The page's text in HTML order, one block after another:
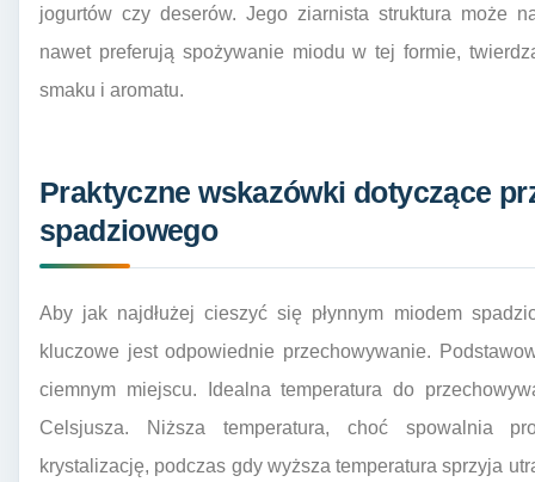
jogurtów czy deserów. Jego ziarnista struktura może
nawet preferują spożywanie miodu w tej formie,
smaku i aromatu.
Praktyczne wskazówki dotyczące
spadziowego
Aby jak najdłużej cieszyć się płynnym miodem
kluczowe jest odpowiednie przechowywanie.
ciemnym miejscu. Idealna temperatura do
Celsjusza. Niższa temperatura, choć spowalnia
krystalizację, podczas gdy wyższa temperatura sprzyja